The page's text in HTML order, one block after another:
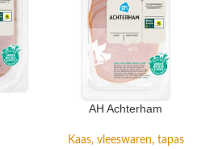
AH Achterham
Kaas, vleeswaren, tapas